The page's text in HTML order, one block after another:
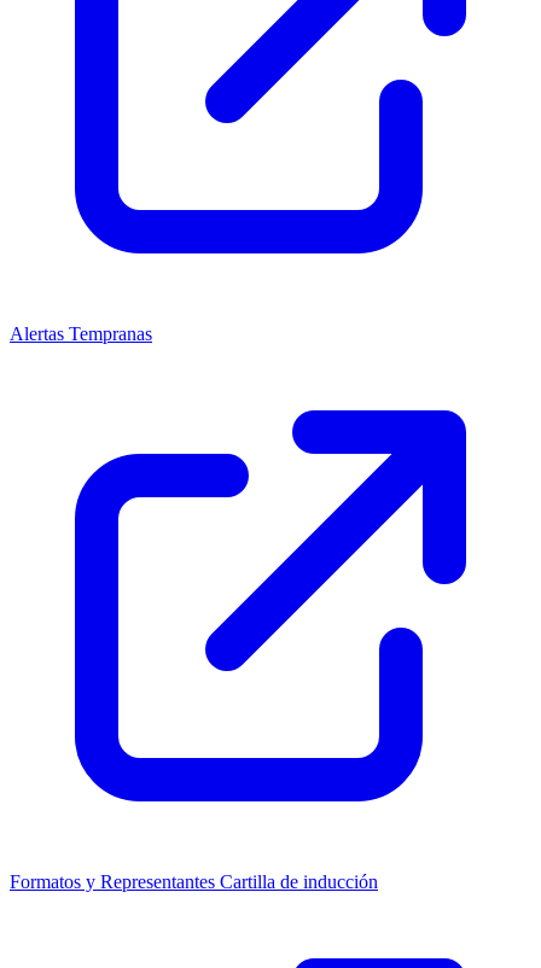
Alertas Tempranas
Formatos y Representantes Cartilla de inducción